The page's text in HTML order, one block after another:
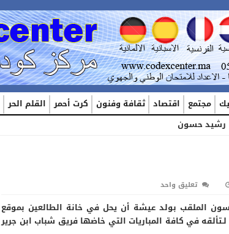
مجتمع اقتصاد ثقافة وفنون كرت أحمر القلم الحر
رشيد حسون
تعليق واحد
الملقب بولد عيشة أن يحل في خانة الطالعين بموقع
24 نظرا لـتألقه في كافة المباريات التي خاضها فريق شباب ابن جرير